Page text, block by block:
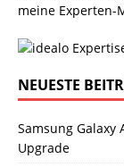
meine Experten-
NEUESTE
Samsung Galaxy
Upgrade